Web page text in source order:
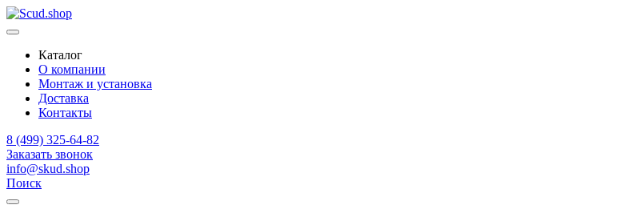
Каталог
О компании
Монтаж и установка
Доставка
Контакты
8 (499) 325-64-82
Заказать звонок
info@skud.shop
Поиск